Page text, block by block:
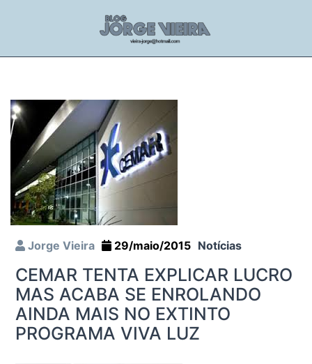
Jorge Vieira 29/maio/2015 Notícias
CEMAR TENTA EXPLICAR LUCRO
MAS ACABA SE ENROLANDO
AINDA MAIS NO EXTINTO
PROGRAMA VIVA LUZ